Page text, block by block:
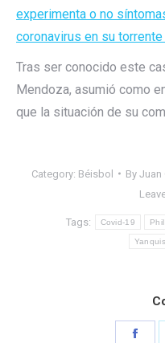
experimenta o no
coronavirus en su torrente
Tras ser conocido este
Mendoza, asumió como
que la situación de su
Category: Béisbol By Juan
Tags: Covid-19